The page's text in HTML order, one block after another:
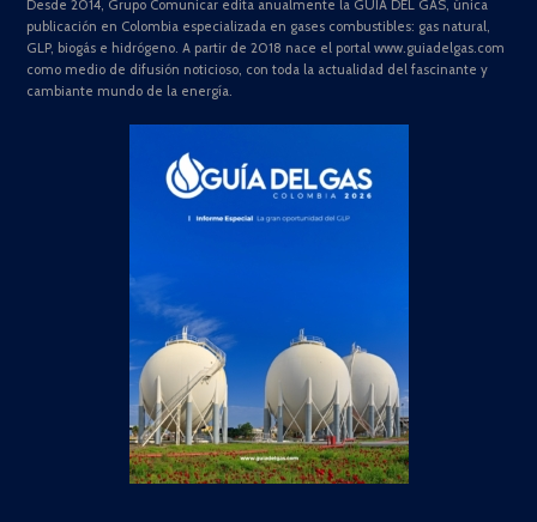
Desde 2014, Grupo Comunicar edita anualmente la GUÍA DEL GAS, única
publicación en Colombia especializada en gases combustibles: gas natural,
GLP, biogás e hidrógeno. A partir de 2018 nace el portal www.guiadelgas.com
como medio de difusión noticioso, con toda la actualidad del fascinante y
cambiante mundo de la energía.